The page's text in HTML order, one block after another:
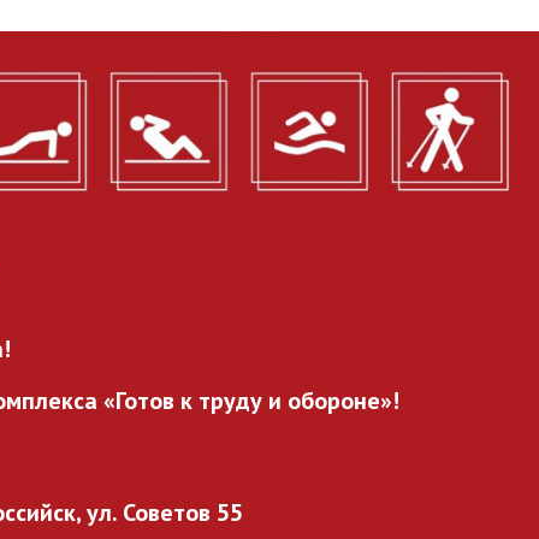
«Готов к труду и обороне»!
ул. Советов 55